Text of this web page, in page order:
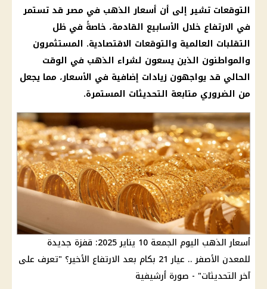
التوقعات تشير إلى أن أسعار الذهب في مصرقد تستمر
في الارتفاع خلال الأسابيع القادمة، خاصةً في ظل
التقلبات العالمية والتوقعات الاقتصادية. المستثمرون
والمواطنون الذين يسعون لشراء الذهب في الوقت
الحالي قد يواجهون زيادات إضافية في الأسعار، مما يجعل
من الضروري متابعة التحديثات المستمرة.
أسعار الذهب اليوم الجمعة 10 يناير 2025: قفزة جديدة
للمعدن الأصفر .. عيار 21 بكام بعد الارتفاع الأخير؟ "تعرف على
آخر التحديثات" - صورة أرشيفية